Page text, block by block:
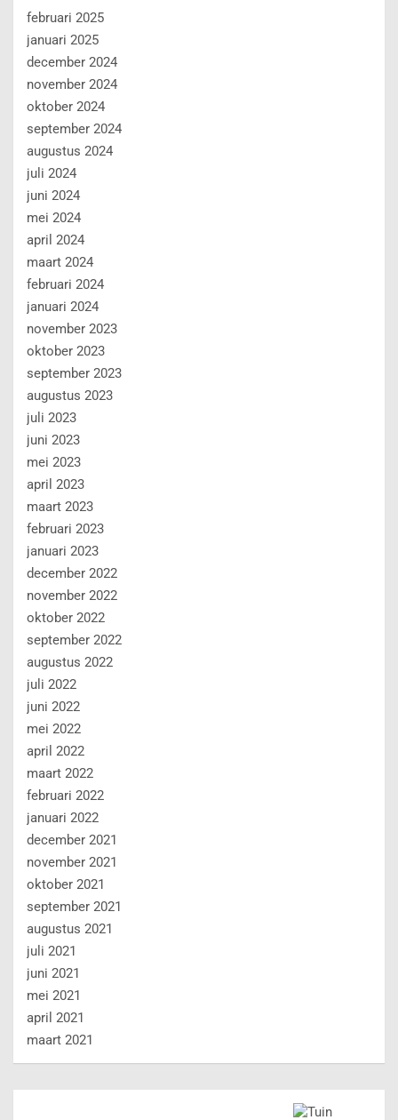
februari 2025
januari 2025
december 2024
november 2024
oktober 2024
september 2024
augustus 2024
juli 2024
juni 2024
mei 2024
april 2024
maart 2024
februari 2024
januari 2024
november 2023
oktober 2023
september 2023
augustus 2023
juli 2023
juni 2023
mei 2023
april 2023
maart 2023
februari 2023
januari 2023
december 2022
november 2022
oktober 2022
september 2022
augustus 2022
juli 2022
juni 2022
mei 2022
april 2022
maart 2022
februari 2022
januari 2022
december 2021
november 2021
oktober 2021
september 2021
augustus 2021
juli 2021
juni 2021
mei 2021
april 2021
maart 2021